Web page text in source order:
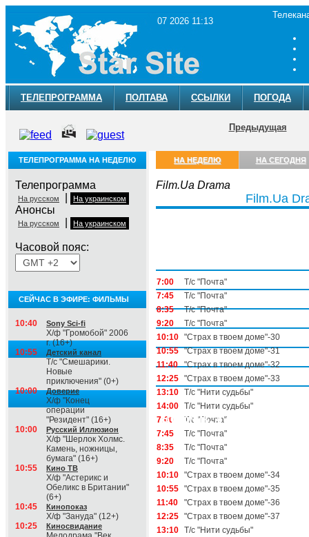
07 2026 11:13
ТЕЛЕПРОГРАММА ПОЛТАВА ССЫЛКИ ПОГОДА
Предыдущая
ТЕЛЕПРОГРАММА НА НЕДЕЛЮ
Телепрограмма
На русском На украинском
Анонсы
На русском На украинском
Часовой пояс:
СЕЙЧАС В ЭФИРЕ: ФИЛЬМЫ
10:40 Sony Sci-fi
Х/ф "Громобой" 2006
г. (16+)
10:55
Детский канал
Т/с "Смешарики.
Новые
приключения" (0+)
10:00
Доверие
Х/ф "Конец
операции
"Резидент" (16+)
10:00
Русский Иллюзион
Х/ф "Шерлок Холмс.
Камень, ножницы,
бумага" (16+)
10:55
Кино ТВ
Х/ф "Астерикс и
Обеликс в Британии"
(6+)
10:45
Кинопоказ
Х/ф "Зануда" (12+)
10:25
Киносвидание
НА НЕДЕЛЮ НА СЕГОДНЯ
Film.Ua Drama
Film.Ua
7:00
Т/с "Почта"
7:45
Т/с "Почта"
8:35
Т/с "Почта"
9:20
Т/с "Почта"
10:10 "Страх в твоем доме"-30
10:55 "Страх в твоем доме"-31
11:40
"Страх в твоем доме"-32
12:25 "Страх в твоем доме"-33
13:10 Т/с "Нити судьбы"
14:00 Т/с "Нити судьбы"
Вторник, 4 августа
7:00
Т/с "Почта"
7:45
Т/с "Почта"
8:35
Т/с "Почта"
9:20
Т/с "Почта"
10:10 "Страх в твоем доме"-34
10:55 "Страх в твоем доме"-35
11:40
"Страх в твоем доме"-36
12:25 "Страх в твоем доме"-37
13:10 Т/с "Нити судьбы"